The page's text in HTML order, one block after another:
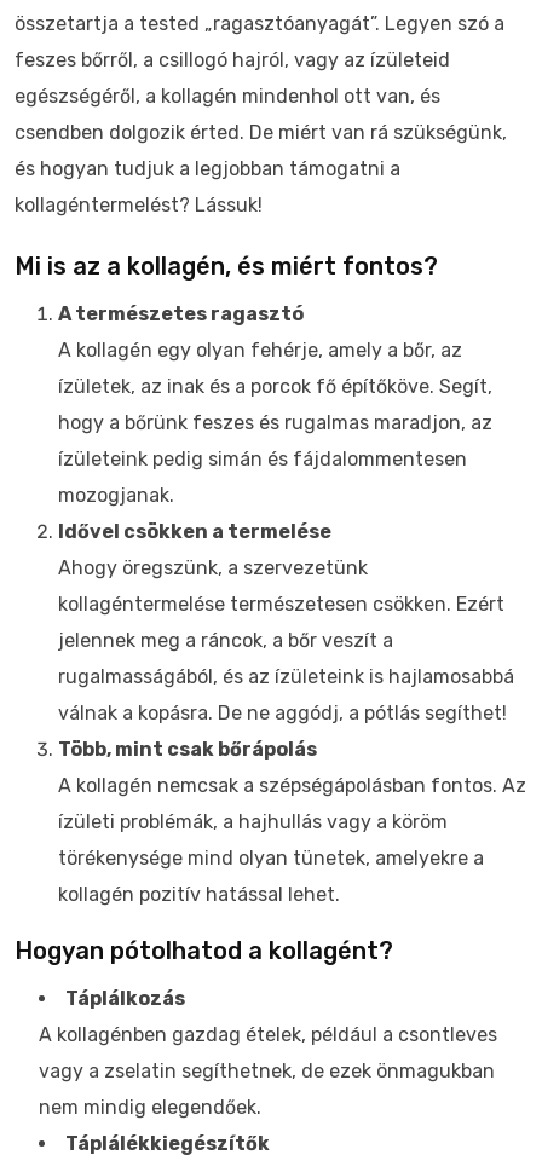
összetartja a tested „ragasztóanyagát”. Legyen szó a
feszes bőrről, a csillogó hajról, vagy az ízületeid
egészségéről, a kollagén mindenhol ott van, és
csendben dolgozik érted. De miért van rá szükségünk,
és hogyan tudjuk a legjobban támogatni a
kollagéntermelést? Lássuk!
Mi is az a kollagén, és miért fontos?
A természetes ragasztó
A kollagén egy olyan fehérje, amely a bőr, az
ízületek, az inak és a porcok fő építőköve. Segít,
hogy a bőrünk feszes és rugalmas maradjon, az
ízületeink pedig simán és fájdalommentesen
mozogjanak.
Idővel csökken a termelése
Ahogy öregszünk, a szervezetünk
kollagéntermelése természetesen csökken. Ezért
jelennek meg a ráncok, a bőr veszít a
rugalmasságából, és az ízületeink is hajlamosabbá
válnak a kopásra. De ne aggódj, a pótlás segíthet!
Több, mint csak bőrápolás
A kollagén nemcsak a szépségápolásban fontos. Az
ízületi problémák, a hajhullás vagy a köröm
törékenysége mind olyan tünetek, amelyekre a
kollagén pozitív hatással lehet.
Hogyan pótolhatod a kollagént?
Táplálkozás
A kollagénben gazdag ételek, például a csontleves
vagy a zselatin segíthetnek, de ezek önmagukban
nem mindig elegendőek.
Táplálékkiegészítők